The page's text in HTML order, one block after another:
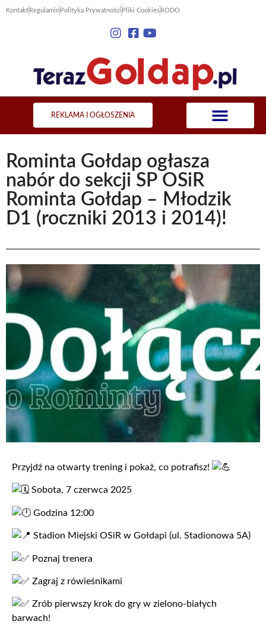
Kontakt Regulamin Polityka Prywatności Pliki Cookies RODO
REKLAMA I OGŁOSZENIA
Rominta Gołdap ogłasza
nabór do sekcji SP OSiR
Rominta Gołdap – Młodzik
D1 (roczniki 2013 i 2014)!
Przyjdź na otwarty trening i pokaż, co potrafisz!
Sobota, 7 czerwca 2025
Godzina 12:00
Stadion Miejski OSiR w Gołdapi (ul. Stadionowa 5A)
Poznaj trenera
Zagraj z rówieśnikami
Zrób pierwszy krok do gry w zielono-białych
barwach!